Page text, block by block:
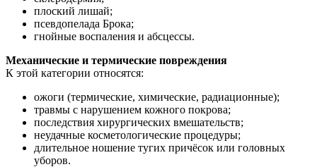
плоский лишай;
псевдопелада Брока;
гнойные воспаления и абсцессы.
Механические и термические повреждения
К этой категории относятся:
ожоги (термические, химические, радиационные);
травмы с нарушением кожного покрова;
последствия хирургических вмешательств;
неудачные косметологические процедуры;
длительное ношение тугих причёсок или головных
уборов.